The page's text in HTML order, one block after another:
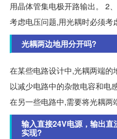
用晶体管集电极开路输出。 2
考虑电压问题,用光耦时必须考
光耦两边地用分开吗?
在某些电路设计中,光耦两端
以减少电路中的杂散电容和电
在另一些电路中,需要将光耦两
输入直接24V电源，输出
实现?